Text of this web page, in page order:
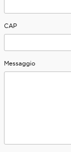
CAP
Messaggio